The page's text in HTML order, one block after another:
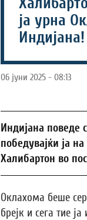
ја урна
06 јуни 2025 - 08:13
Индијана поведе
победувајќи ја
Халибартон во
Оклахома беше
брејк и сега тие